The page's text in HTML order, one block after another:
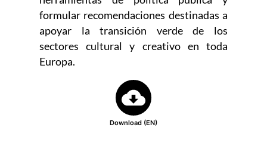
formular recomendaciones destinadas a
apoyar la transición verde de los
sectores cultural y creativo en toda
Europa.
Download (EN)